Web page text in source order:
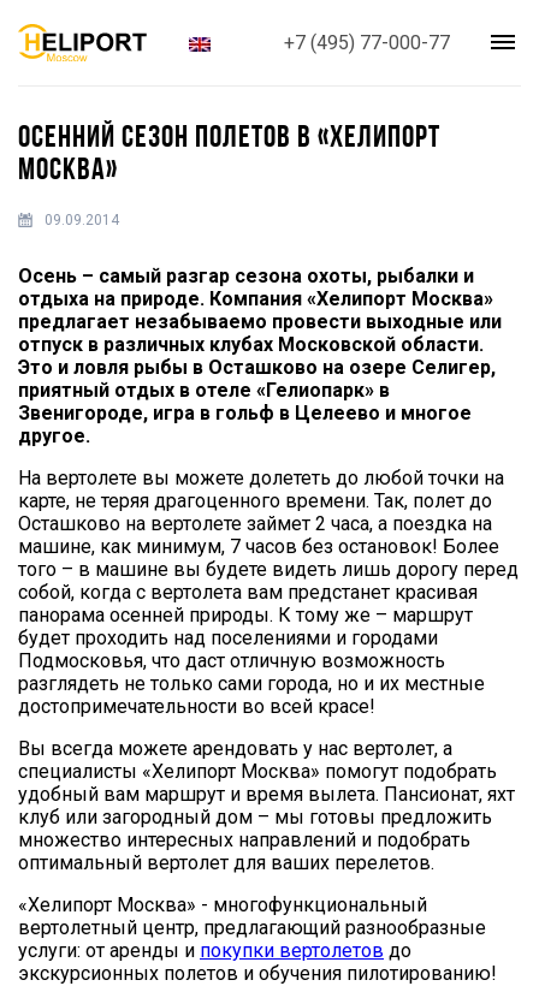
+7 (495) 77-000-77
ОСЕННИЙ СЕЗОН ПОЛЕТОВ В «ХЕЛИПОРТ
МОСКВА»
09.09.2014
Осень – самый разгар сезона охоты, рыбалки и
отдыха на природе. Компания «Хелипорт Москва»
предлагает незабываемо провести выходные или
отпуск в различных клубах Московской области.
Это и ловля рыбы в Осташково на озере Селигер,
приятный отдых в отеле «Гелиопарк» в
Звенигороде, игра в гольф в Целеево и многое
другое.
На вертолете вы можете долететь до любой точки на
карте, не теряя драгоценного времени. Так, полет до
Осташково на вертолете займет 2 часа, а поездка на
машине, как минимум, 7 часов без остановок! Более
того – в машине вы будете видеть лишь дорогу перед
собой, когда с вертолета вам предстанет красивая
панорама осенней природы. К тому же – маршрут
будет проходить над поселениями и городами
Подмосковья, что даст отличную возможность
разглядеть не только сами города, но и их местные
достопримечательности во всей красе!
Вы всегда можете арендовать у нас вертолет, а
специалисты «Хелипорт Москва» помогут подобрать
удобный вам маршрут и время вылета. Пансионат, яхт
клуб или загородный дом – мы готовы предложить
множество интересных направлений и подобрать
оптимальный вертолет для ваших перелетов.
«Хелипорт Москва» - многофункциональный
вертолетный центр, предлагающий разнообразные
услуги: от аренды и покупки вертолетов до
экскурсионных полетов и обучения пилотированию!